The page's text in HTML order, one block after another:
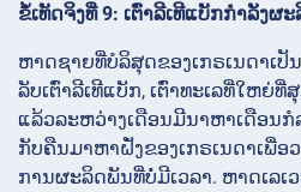
ຂໍ້ເທັດຈິງທີ່ 9: ເຕົ່າລີເທີແບັກກໍາລັງຜ
ຫາດຊາຍທີ່ບໍລິສຸດຂອງເກຣເນດາເປັ
ລັບເຕົ່າລີເທີແບັກ, ເຕົ່າທະເລທີ່ໃຫຍ່
ແລ້ວລະຫວ່າງເດືອນມີນາຫາເດືອນ
ກັບຄືນມາຫາຝັ່ງຂອງເກຣເນດາເພື່ອ
ການຜະລິດພັນທີ່ບໍ່ມີເວລາ. ຫາດເລເ